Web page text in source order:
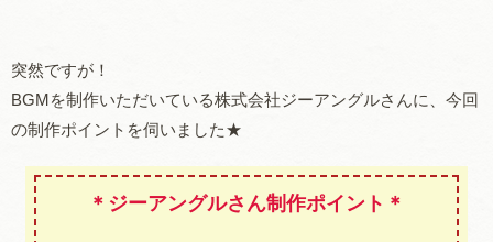
突然ですが！
BGMを制作いただいている株式会社ジーアングルさんに、今回
の制作ポイントを伺いました★
＊ジーアングルさん制作ポイント ＊